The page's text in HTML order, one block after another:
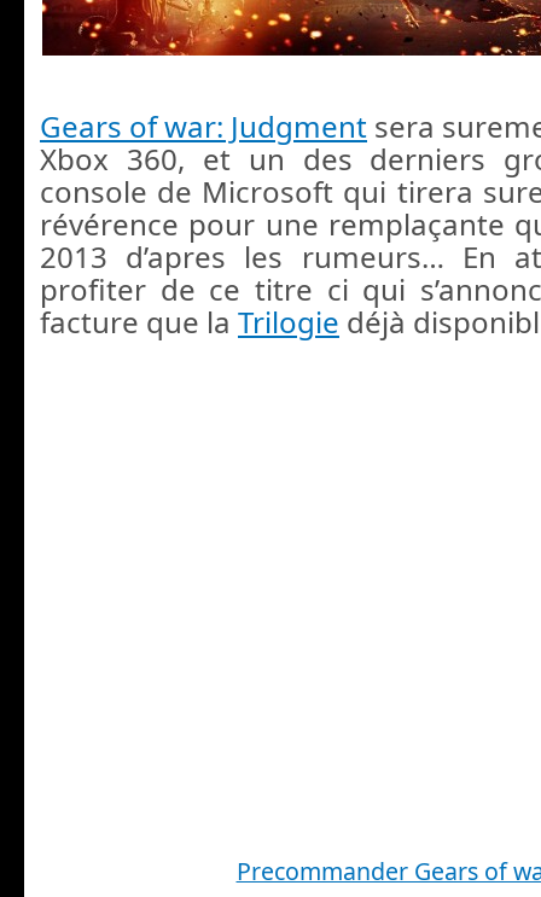
Gears of war: Judgment sera
Xbox 360, et un des derniers
console de Microsoft qui tirera
révérence pour une remplaçante
2013 d’apres les rumeurs… En
profiter de ce titre ci qui
facture que la Trilogie déjà
Precommander Gears of